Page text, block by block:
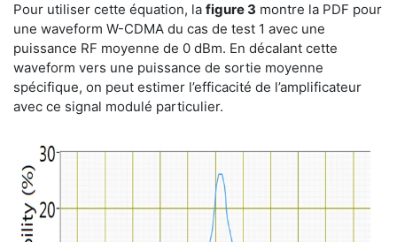
Pour utiliser cette équation, la figure 3 montre la PDF pour
une waveform W-CDMA du cas de test 1 avec une
puissance RF moyenne de 0 dBm. En décalant cette
waveform vers une puissance de sortie moyenne
spécifique, on peut estimer l’efficacité de l’amplificateur
avec ce signal modulé particulier.